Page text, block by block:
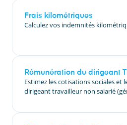
Frais kilométriques
Calculez vos indemnités
Rémunération du dirigeant
Estimez les cotisations sociales et
dirigeant travailleur non salarié